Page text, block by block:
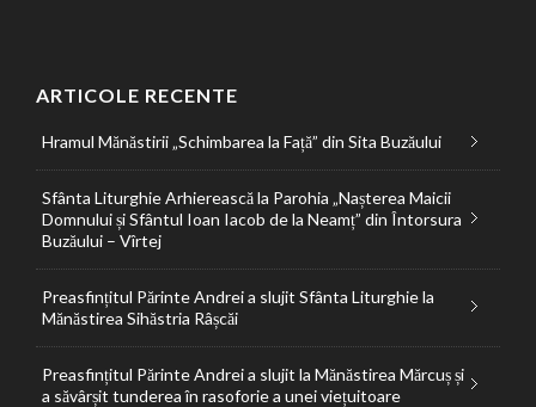
ARTICOLE RECENTE
Hramul Mănăstirii „Schimbarea la Față” din Sita Buzăului
Sfânta Liturghie Arhierească la Parohia „Nașterea Maicii
Domnului și Sfântul Ioan Iacob de la Neamț” din Întorsura
Buzăului – Vîrtej
Preasfințitul Părinte Andrei a slujit Sfânta Liturghie la
Mănăstirea Sihăstria Râșcăi
Preasfințitul Părinte Andrei a slujit la Mănăstirea Mărcuș și
a săvârșit tunderea în rasoforie a unei viețuitoare